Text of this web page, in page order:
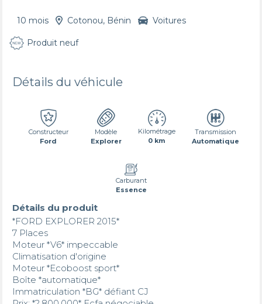
10 mois Cotonou, Bénin Voitures
Produit neuf
Détails du véhicule
Constructeur
Ford
Modèle
Explorer
Kilométrage
0 km
Transmission
Automatique
Carburant
Essence
Détails du produit
*FORD EXPLORER 2015*
7 Places
Moteur *V6* impeccable
Climatisation d'origine
Moteur *Ecoboost sport*
Boîte *automatique*
Immatriculation *BG* défiant CJ